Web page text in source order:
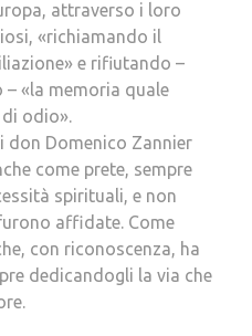
attraverso i loro
«richiamando il
e rifiutando –
«la memoria quale
odio».
don Domenico Zannier
come prete, sempre
spirituali, e non
affidate. Come
con riconoscenza, ha
dedicandogli la via che